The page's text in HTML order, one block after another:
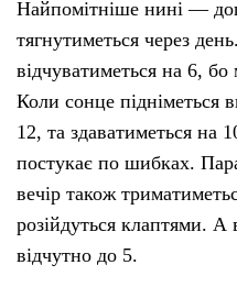
Найпомітніше нині —
тягнутиметься через
відчуватиметься на 6,
Коли сонце підніметься
12, та здаватиметься
постукає по шибках.
вечір також
розійдуться клаптями. А
відчутно до 5.